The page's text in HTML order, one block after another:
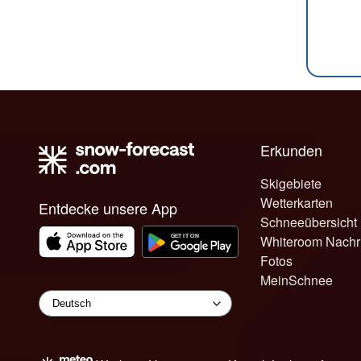
Entdecke unsere App
Erkunden
Skigebiete
Wetterkarten
Schneeübersicht
Whiteroom
Fotos
MeinSchnee